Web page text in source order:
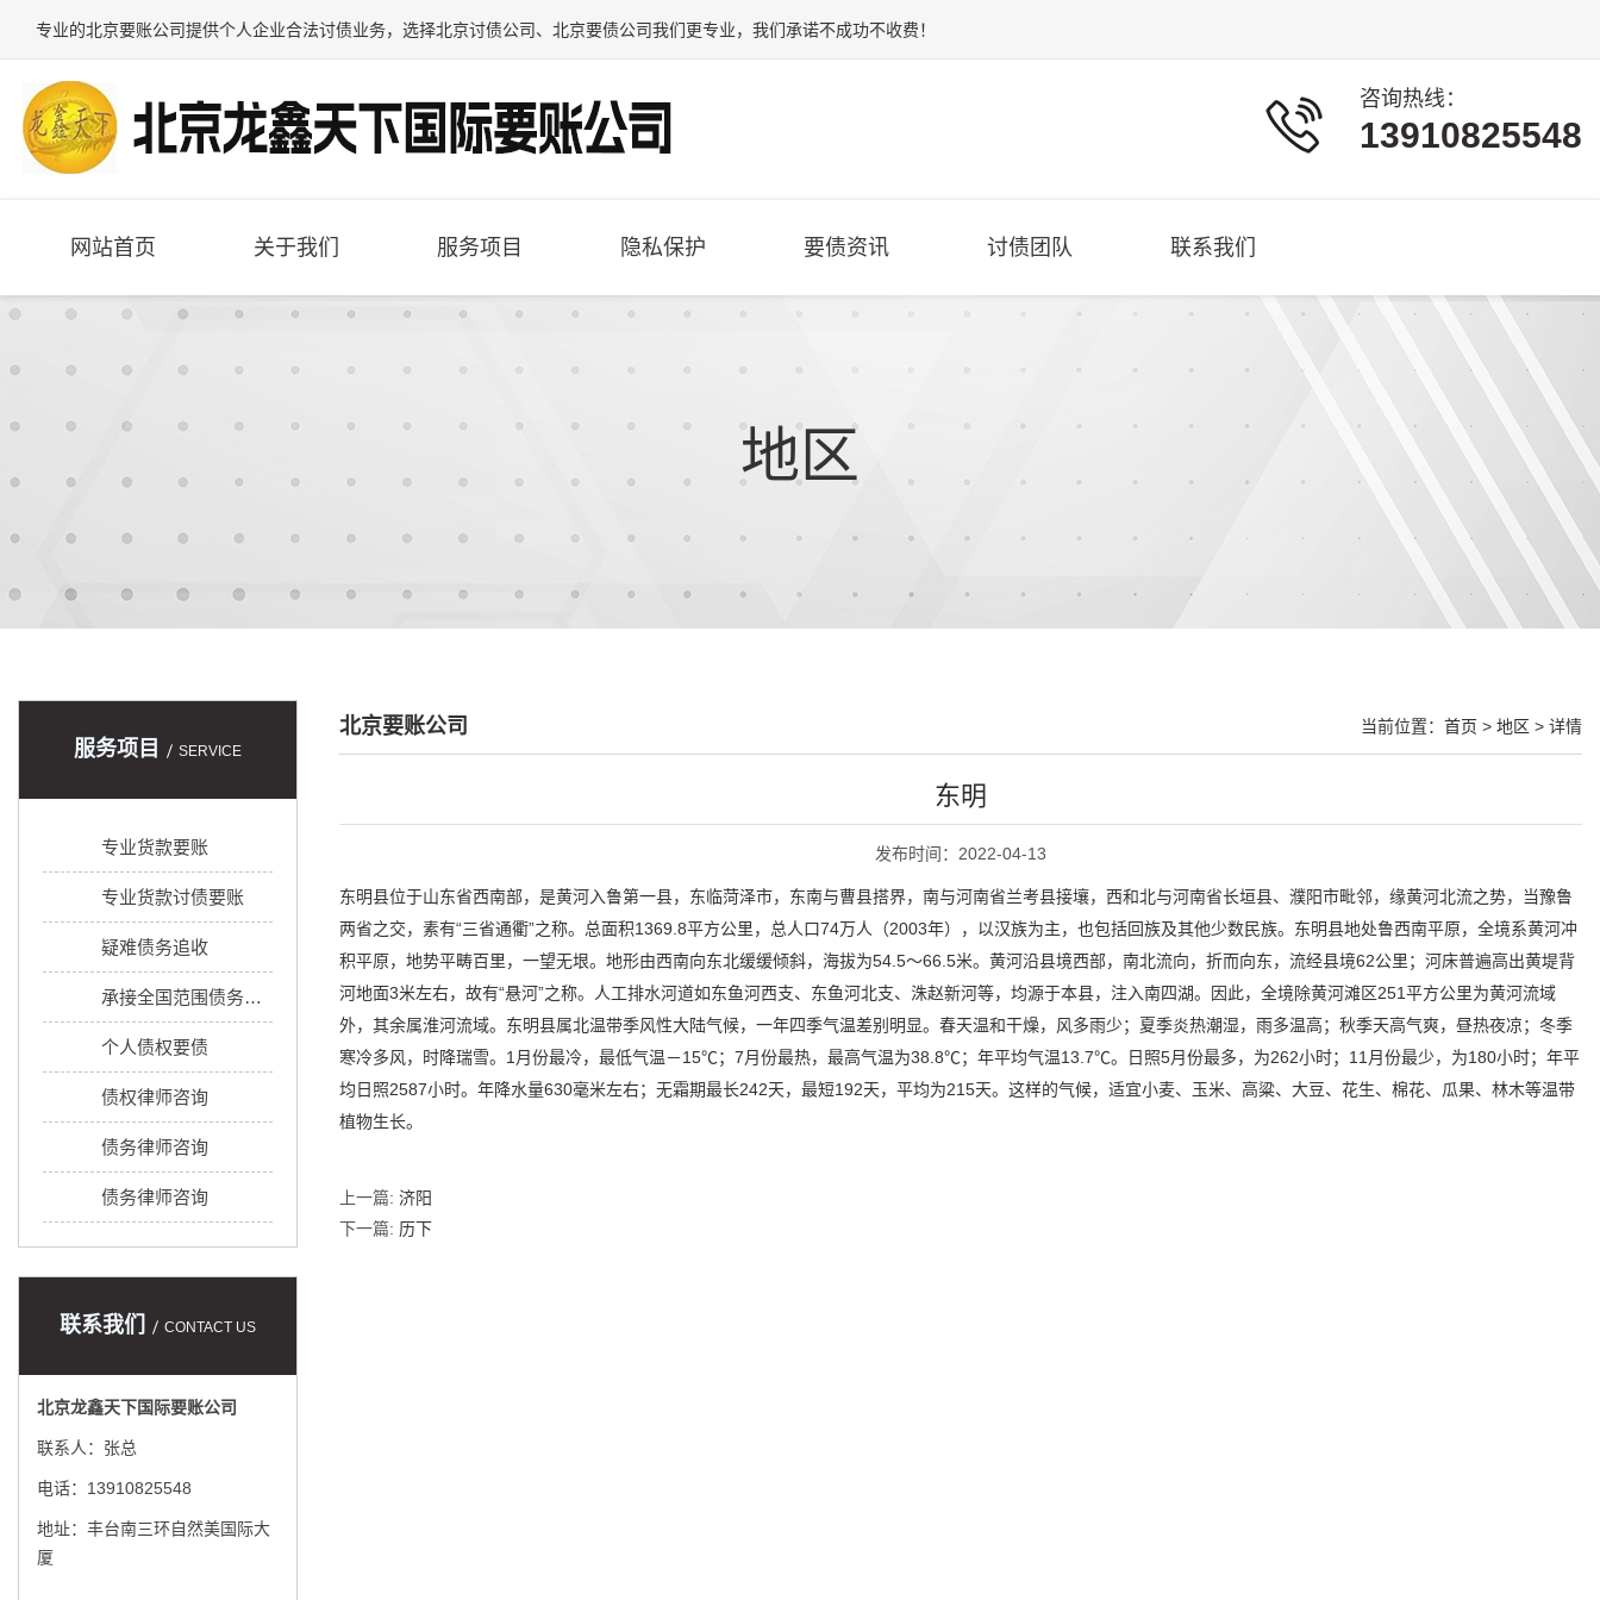
专业的北京要账公司提供个人企业合法讨债业务，选择北京讨债公司、 北京要债公司我们更专业，我们承诺不成功不收费！
咨询热线：
13910825548
网站首页 关于我们 服务项目 隐私保护 要债资讯 讨债团队 联系我们
地区
服务项目 SERVICE
专业货款要账
专业货款讨债要账
疑难债务追收
承接全国范围债务追收
个人债权要债
债权律师咨询
债务律师咨询
债务律师咨询
联系我们 CONTACT US
北京龙鑫天下国际要账公司
联系人：张总
电话：13910825548
地址：丰台南三环自然美国际大
厦
北京要账公司 当前位置： 首页 > 地区 > 详情
东明
发布时间：2022-04-13
东明县位于山东省西南部，是黄河入鲁第一县，东临菏泽市，东南与曹县搭界，南与河南省兰考县接壤，西和北与河南省长垣县、濮阳市毗邻，缘黄河北流之势，当豫鲁
两省之交，素有“三省通衢”之称。总面积1369.8平方公里，总人口74万人（2003年），以汉族为主，也包括回族及其他少数民族。东明县地处鲁西南平原，全境系黄河冲
积平原，地势平畴百里，一望无垠。地形由西南向东北缓缓倾斜，海拔为54.5～66.5米。黄河沿县境西部，南北流向，折而向东，流经县境62公里；河床普遍高出黄堤背
河地面3米左右，故有“悬河”之称。人工排水河道如东鱼河西支、东鱼河北支、洙赵新河等，均源于本县，注入南四湖。因此，全境除黄河滩区251平方公里为黄河流域
外，其余属淮河流域。东明县属北温带季风性大陆气候，一年四季气温差别明显。春天温和干燥，风多雨少；夏季炎热潮湿，雨多温高；秋季天高气爽，昼热夜凉；冬季
寒冷多风，时降瑞雪。1月份最冷，最低气温－15℃；7月份最热，最高气温为38.8℃；年平均气温13.7℃。日照5月份最多，为262小时；11月份最少，为180小时；年平
均日照2587小时。年降水量630毫米左右；无霜期最长242天，最短192天，平均为215天。这样的气候，适宜小麦、玉米、高粱、大豆、花生、棉花、瓜果、林木等温带
植物生长。
上一篇: 济阳
下一篇: 历下